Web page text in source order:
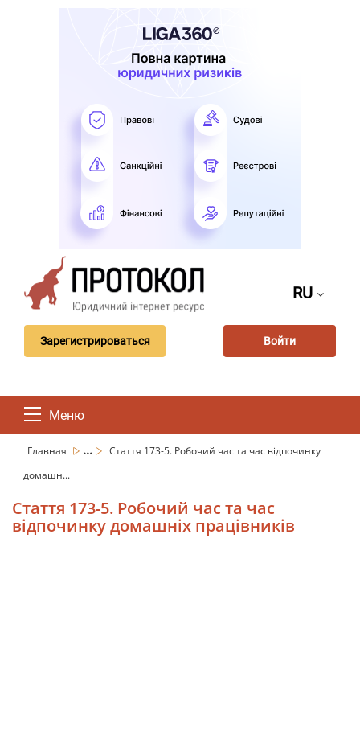
RU
Зарегистрироваться Войти
Меню
Главная ...
Стаття 173-5. Робочий час та час відпочинку
домашн...
Стаття 173-5. Робочий час та час
відпочинку домашніх працівників